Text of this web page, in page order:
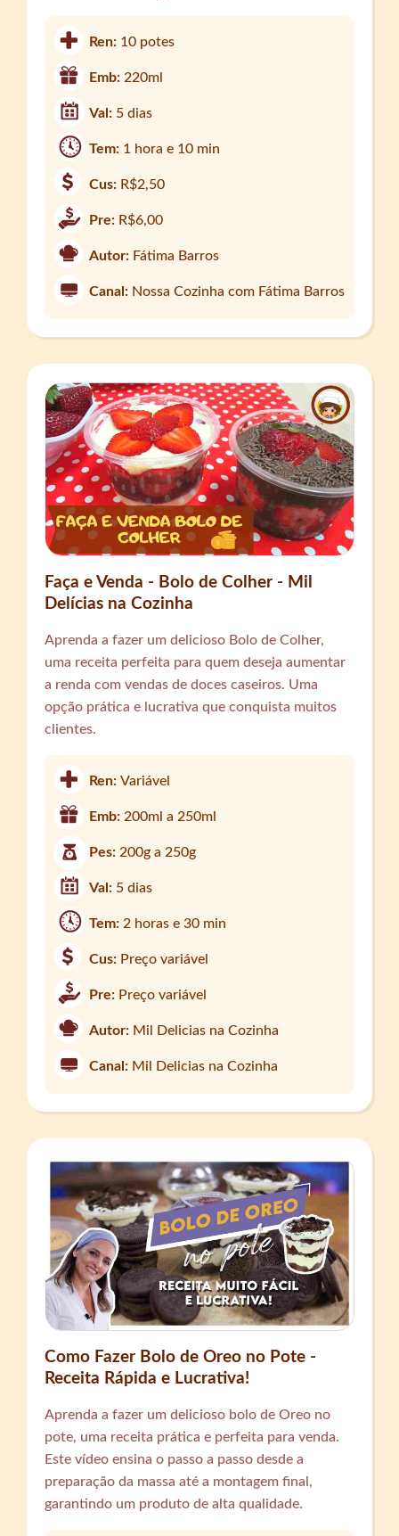
Ren: 10 potes
Emb: 220ml
Val: 5 dias
Tem: 1 hora e 10 min
Cus: R$2,50
Pre: R$6,00
Autor: Fátima Barros
Canal: Nossa Cozinha com Fátima Barros
Faça e Venda - Bolo de Colher - Mil
Delícias na Cozinha
Aprenda a fazer um delicioso Bolo de Colher,
uma receita perfeita para quem deseja aumentar
a renda com vendas de doces caseiros. Uma
opção prática e lucrativa que conquista muitos
clientes.
Ren:Variável
Emb:200ml a 250ml
Pes:200g a 250g
Val: 5 dias
Tem:2 horas e 30 min
Cus: Preço variável
Pre: Preço variável
Autor: Mil Delicias na Cozinha
Canal: Mil Delicias na Cozinha
Como Fazer Bolo de Oreo no Pote -
Receita Rápida e Lucrativa!
Aprenda a fazer um delicioso bolo de Oreo no
pote, uma receita prática e perfeita para venda.
Este vídeo ensina o passo a passo desde a
preparação da massa até a montagem final,
garantindo um produto de alta qualidade.